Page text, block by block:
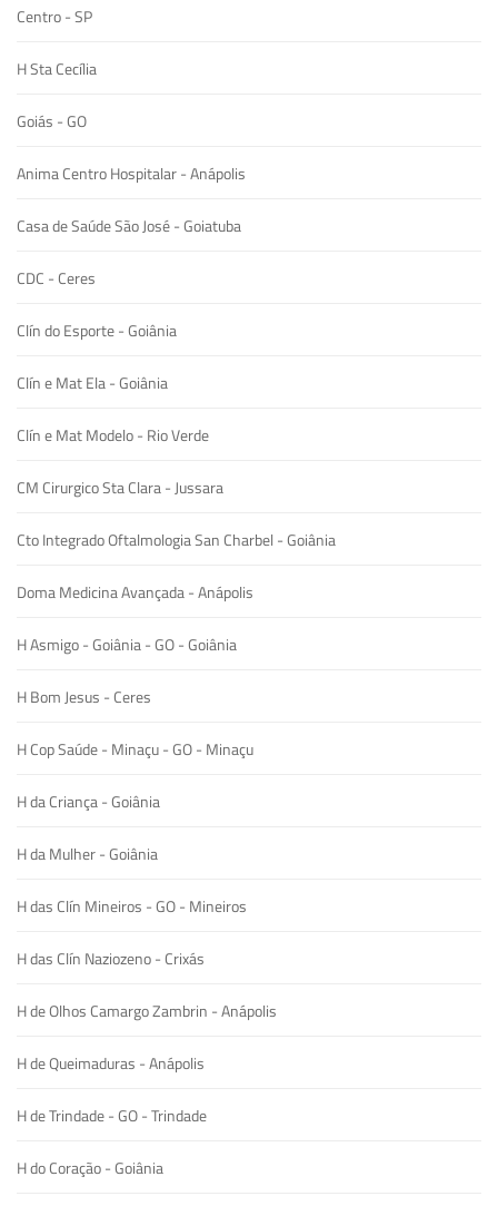
Centro - SP
H Sta Cecília
Goiás - GO
Anima Centro Hospitalar - Anápolis
Casa de Saúde São José - Goiatuba
CDC - Ceres
Clín do Esporte - Goiânia
Clín e Mat Ela - Goiânia
Clín e Mat Modelo - Rio Verde
CM Cirurgico Sta Clara - Jussara
Cto Integrado Oftalmologia San Charbel - Goiânia
Doma Medicina Avançada - Anápolis
H Asmigo - Goiânia - GO - Goiânia
H Bom Jesus - Ceres
H Cop Saúde - Minaçu - GO - Minaçu
H da Criança - Goiânia
H da Mulher - Goiânia
H das Clín Mineiros - GO - Mineiros
H das Clín Naziozeno - Crixás
H de Olhos Camargo Zambrin - Anápolis
H de Queimaduras - Anápolis
H de Trindade - GO - Trindade
H do Coração - Goiânia